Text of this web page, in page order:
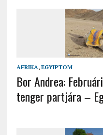
AFRIKA, EGYIPTOM
Bor Andrea:
tenger partjára –